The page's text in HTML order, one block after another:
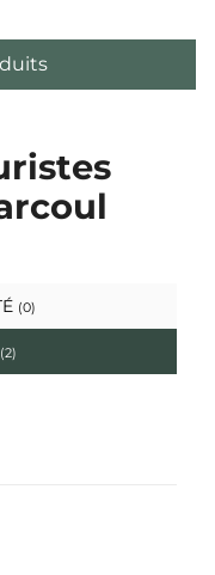
(0)
(2)